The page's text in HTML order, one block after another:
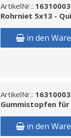
ArtikelNr.:
Rohrniet 5x13 -
in den
ArtikelNr.:
Gummistopfen für
in den